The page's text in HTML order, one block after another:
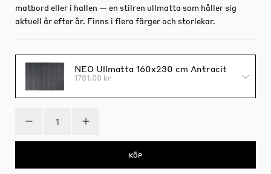
matbord eller i hallen — en stilren ullmatta som håller sig
aktuell år efter år. Finns i flera färger och storlekar.
NEO Ullmatta 160x230 cm Antracit
1781.00 kr
KÖP